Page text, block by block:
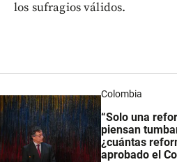
los sufragios válidos.
Colombia
“Solo una
piensan
¿cuántas
aprobado el